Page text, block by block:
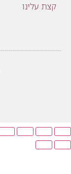
קצת עלינו